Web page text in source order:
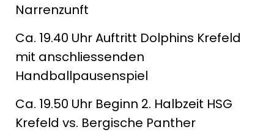
Narrenzunft
Ca. 19.40 Uhr Auftritt Dolphins Krefeld
mit anschliessenden
Handballpausenspiel
Ca. 19.50 Uhr Beginn 2. Halbzeit HSG
Krefeld vs. Bergische Panther